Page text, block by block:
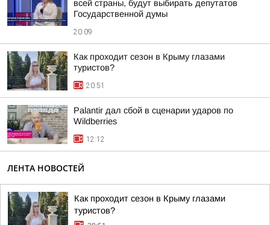
всей страны, будут выбирать депутатов
Государственной думы
20:09
Как проходит сезон в Крыму глазами
туристов?
20:51
Palantir дал сбой в сценарии ударов по
Wildberries
12:12
ЛЕНТА НОВОСТЕЙ
Как проходит сезон в Крыму глазами
туристов?